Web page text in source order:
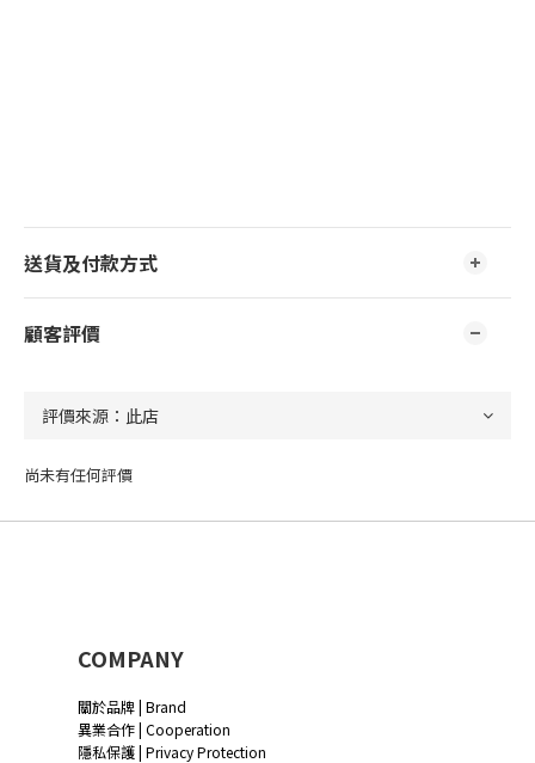
送貨及付款方式
顧客評價
尚未有任何評價
COMPANY
關於品牌 | Brand
異業合作 | Cooperation
隱私保護 | Privacy Protection